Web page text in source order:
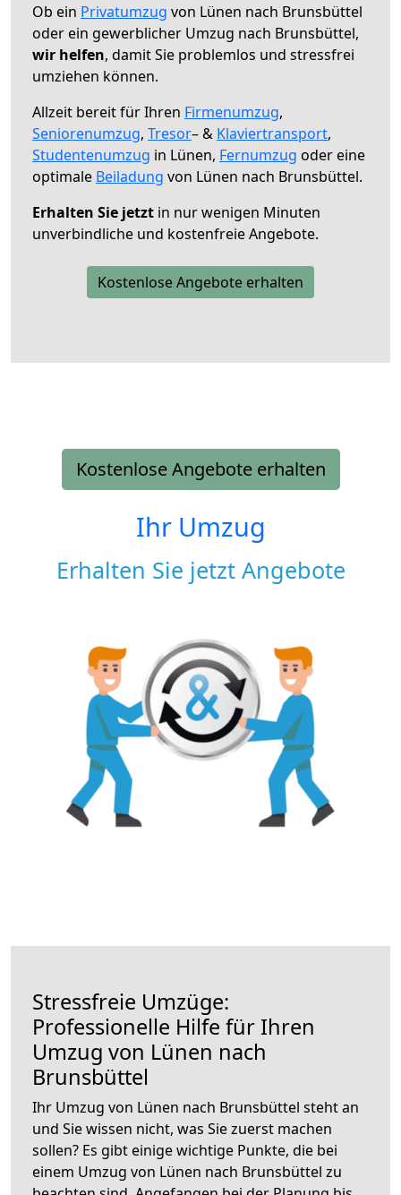
Ob ein Privatumzug von Lünen nach Brunsbüttel
oder ein gewerblicher Umzug nach Brunsbüttel,
wir helfen, damit Sie problemlos und stressfrei
umziehen können.
Allzeit bereit für Ihren Firmenumzug,
Seniorenumzug, Tresor– & Klaviertransport,
Studentenumzug in Lünen, Fernumzug oder eine
optimale Beiladung von Lünen nach Brunsbüttel.
Erhalten Sie jetzt in nur wenigen Minuten
unverbindliche und kostenfreie Angebote.
Kostenlose Angebote erhalten
Kostenlose Angebote erhalten
Ihr Umzug
Erhalten Sie jetzt Angebote
Stressfreie Umzüge:
Professionelle Hilfe für Ihren
Umzug von Lünen nach
Brunsbüttel
Ihr Umzug von Lünen nach Brunsbüttel steht an
und Sie wissen nicht, was Sie zuerst machen
sollen? Es gibt einige wichtige Punkte, die bei
einem Umzug von Lünen nach Brunsbüttel zu